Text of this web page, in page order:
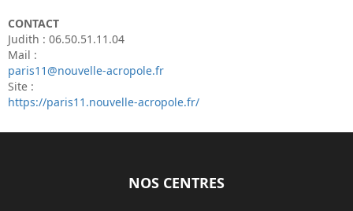
CONTACT
Judith : 06.50.51.11.04
Mail :
paris11@nouvelle-acropole.fr
Site :
https://paris11.nouvelle-acropole.fr/
NOS CENTRES